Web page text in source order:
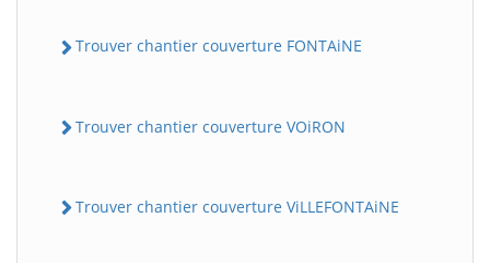
Trouver chantier couverture FONTAiNE
Trouver chantier couverture VOiRON
Trouver chantier couverture ViLLEFONTAiNE